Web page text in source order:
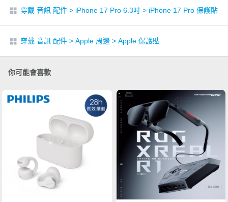
穿戴 音訊 配件 > iPhone 17 Pro 6.3吋 > iPhone 17 Pro 保護貼
穿戴 音訊 配件 > Apple 周邊 > Apple 保護貼
你可能會喜歡